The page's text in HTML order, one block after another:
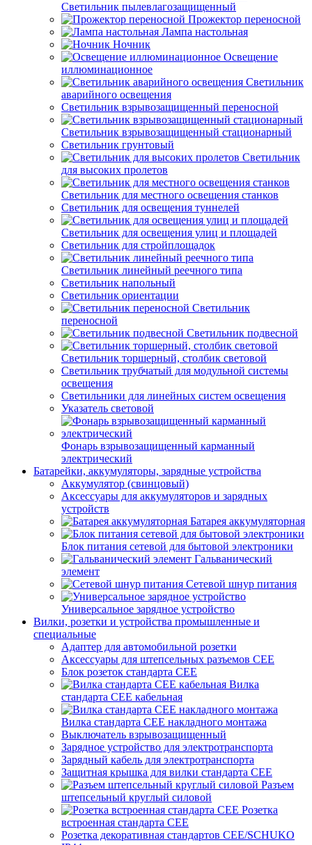
Светильник пылевлагозащищенный
Прожектор переносной
Лампа настольная
Ночник
Освещение
иллюминационное
Светильник
аварийного освещения
Светильник взрывозащищенный переносной
Светильник взрывозащищенный стационарный
Светильник грунтовый
Светильник
для высоких пролетов
Светильник для местного освещения станков
Светильник для освещения туннелей
Светильник для освещения улиц и площадей
Светильник для стройплощадок
Светильник линейный реечного типа
Светильник напольный
Светильник ориентации
Светильник
переносной
Светильник подвесной
Светильник торшерный, столбик световой
Светильник трубчатый для модульной системы
освещения
Светильники для линейных систем освещения
Указатель световой
Фонарь взрывозащищенный карманный
электрический
Батарейки, аккумуляторы, зарядные устройства
Аккумулятор (свинцовый)
Аксессуары для аккумуляторов и зарядных
устройств
Батарея аккумуляторная
Блок питания сетевой для бытовой электроники
Гальванический
элемент
Сетевой шнур питания
Универсальное зарядное устройство
Вилки, розетки и устройства промышленные и
специальные
Адаптер для автомобильной розетки
Аксессуары для штепсельных разъемов CEE
Блок розеток стандарта CEE
Вилка
стандарта CEE кабельная
Вилка стандарта CEE накладного монтажа
Выключатель взрывозащищенный
Зарядное устройство для электротранспорта
Зарядный кабель для электротранспорта
Защитная крышка для вилки стандарта CEE
Разъем
штепсельный круглый силовой
Розетка
встроенная стандарта CEE
Розетка декоративная стандартов CEE/SCHUKO